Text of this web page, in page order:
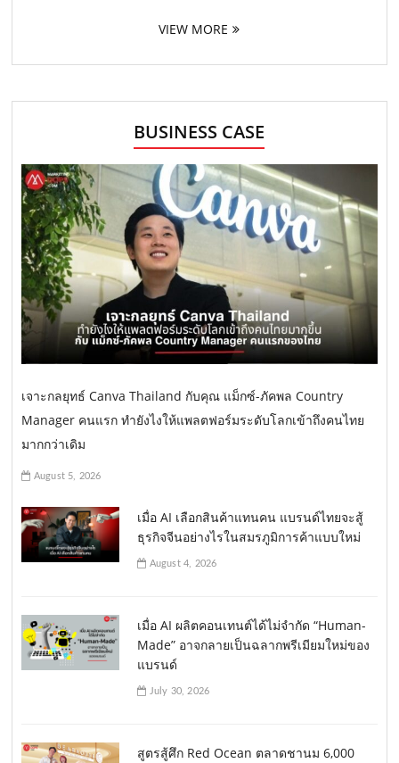
VIEW MORE
BUSINESS CASE
เจาะกลยุทธ์ Canva Thailand กับคุณ แม็กซ์-ภัคพล Country
Manager คนแรก ทำยังไงให้แพลตฟอร์มระดับโลกเข้าถึงคนไทย
มากกว่าเดิม
August 5, 2026
เมื่อ AI เลือกสินค้าแทนคน แบรนด์ไทยจะสู้
ธุรกิจจีนอย่างไรในสมรภูมิการค้าแบบใหม่
August 4, 2026
เมื่อ AI ผลิตคอนเทนต์ได้ไม่จำกัด “Human-
Made” อาจกลายเป็นฉลากพรีเมียมใหม่ของ
แบรนด์
July 30, 2026
สูตรสู้ศึก Red Ocean ตลาดชานม 6,000